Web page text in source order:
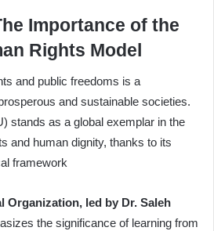
Importance of the
Rights Model
and public freedoms is a
and sustainable societies.
stands as a global exemplar in the
and human dignity, thanks to its
framework.
Organization, led by Dr. Saleh
the significance of learning from